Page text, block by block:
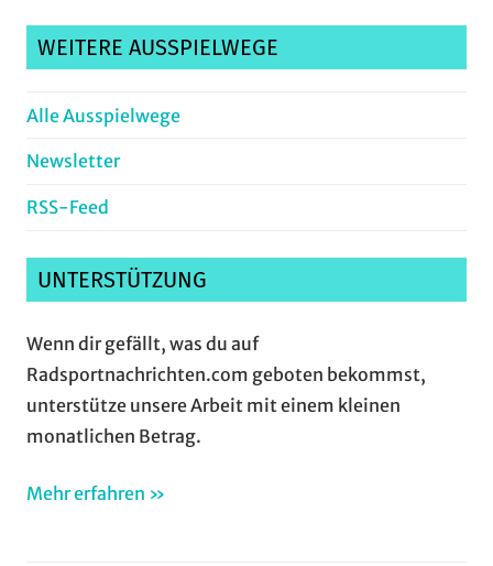
WEITERE AUSSPIELWEGE
Alle Ausspielwege
Newsletter
RSS-Feed
UNTERSTÜTZUNG
Wenn dir gefällt, was du auf
Radsportnachrichten.com geboten bekommst,
unterstütze unsere Arbeit mit einem kleinen
monatlichen Betrag.
Mehr erfahren »